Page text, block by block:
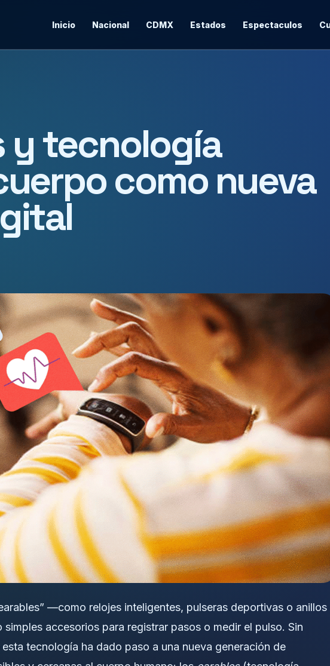
Inicio Nacional CDMX Estados Espectaculos
y tecnología
como nueva
—como relojes inteligentes, pulseras deportivas o anillos
accesorios para registrar pasos o medir el pulso. Sin
tecnología ha dado paso a una nueva generación de